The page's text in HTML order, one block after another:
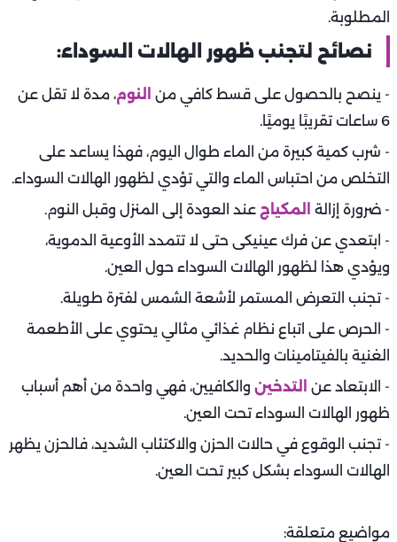
المطلوبة.
نصائح لتجنب ظهور الهالات السوداء:
- ينصح بالحصول على قسط كافي من النوم، مدة لا تقل عن
6 ساعات تقريبًا يوميًا.
- شرب كمية كبيرة من الماء طوال اليوم، فهذا يساعد على
التخلص من احتباس الماء والتي تؤدي لظهور الهالات السوداء.
- ضرورة إزالة
المكياج عند العودة إلى المنزل وقبل النوم.
- ابتعدي عن فرك عينيكى حتى لا تتمدد الأوعية الدموية،
ويؤدي هذا لظهور الهالات السوداء حول العين.
- تجنب التعرض المستمر لأشعة الشمس لفترة طويلة.
- الحرص على اتباع نظام غذائي مثالي يحتوي على الأطعمة
الغنية بالفيتامينات والحديد.
- الابتعاد عن
التدخين والكافيين، فهي واحدة من أهم أسباب
ظهور الهالات السوداء تحت العين.
- تجنب الوقوع في حالات الحزن والاكتئاب الشديد، فالحزن يظهر
الهالات السوداء بشكل كبير تحت العين.
مواضيع متعلقة: